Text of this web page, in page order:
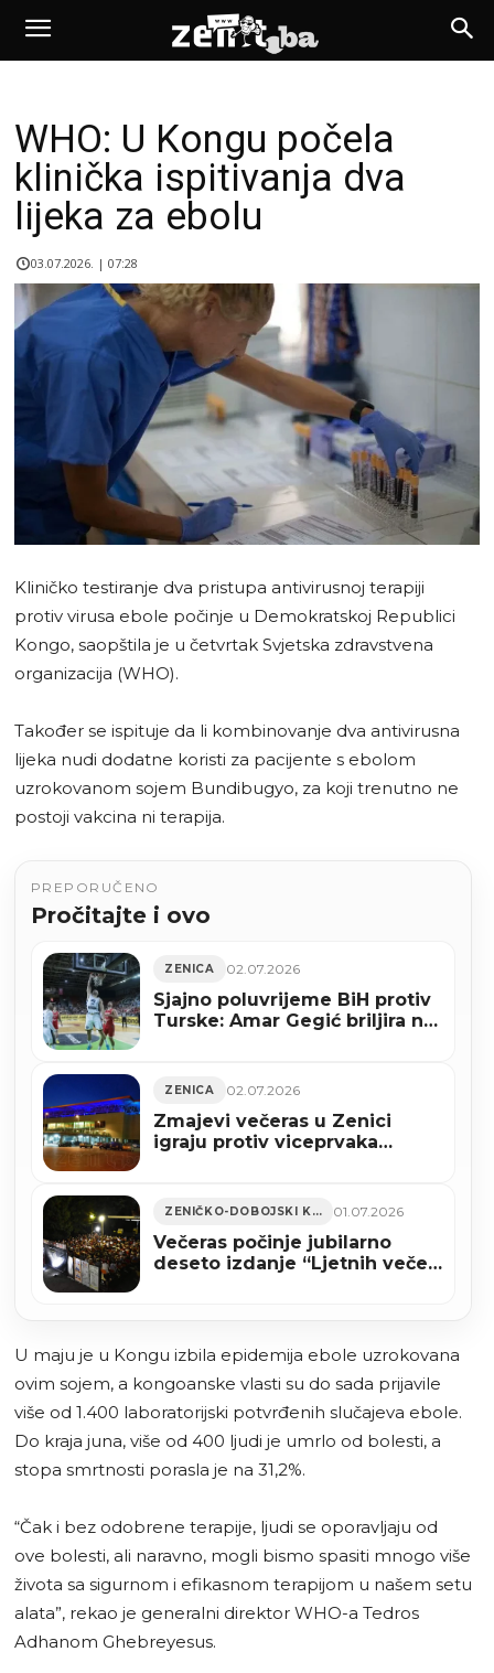
WHO: U Kongu počela
klinička ispitivanja dva
lijeka za ebolu
03.07.2026. | 07:28
Kliničko testiranje dva pristupa antivirusnoj terapiji
protiv virusa ebole počinje u Demokratskoj Republici
Kongo, saopštila je u četvrtak Svjetska zdravstvena
organizacija (WHO).
Također se ispituje da li kombinovanje dva antivirusna
lijeka nudi dodatne koristi za pacijente s ebolom
uzrokovanom sojem Bundibugyo, za koji trenutno ne
postoji vakcina ni terapija.
PREPORUČENO
Pročitajte i ovo
ZENICA 02.07.2026
Sjajno poluvrijeme BiH protiv
Turske: Amar Gegić briljira na
ZENICA 02.07.2026
Zmajevi večeras u Zenici
igraju protiv viceprvaka
ZENIČKO-DOBOJSKI KANTON 01.07.2026
Večeras počinje jubilarno
deseto izdanje “Ljetnih večeri
U maju je u Kongu izbila epidemija ebole uzrokovana
ovim sojem, a kongoanske vlasti su do sada prijavile
više od 1.400 laboratorijski potvrđenih slučajeva ebole.
Do kraja juna, više od 400 ljudi je umrlo od bolesti, a
stopa smrtnosti porasla je na 31,2%.
“Čak i bez odobrene terapije, ljudi se oporavljaju od
ove bolesti, ali naravno, mogli bismo spasiti mnogo više
života sa sigurnom i efikasnom terapijom u našem setu
alata”, rekao je generalni direktor WHO-a Tedros
Adhanom Ghebreyesus.